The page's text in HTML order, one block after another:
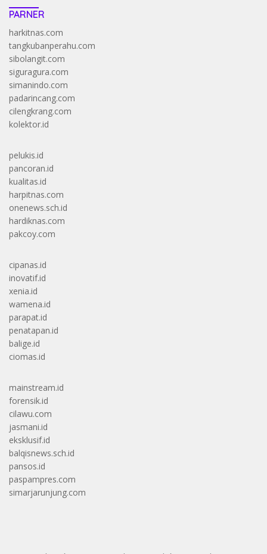
PARNER
harkitnas.com
tangkubanperahu.com
sibolangit.com
siguragura.com
simanindo.com
padarincang.com
cilengkrang.com
kolektor.id
pelukis.id
pancoran.id
kualitas.id
harpitnas.com
onenews.sch.id
hardiknas.com
pakcoy.com
cipanas.id
inovatif.id
xenia.id
wamena.id
parapat.id
penatapan.id
balige.id
ciomas.id
mainstream.id
forensik.id
cilawu.com
jasmani.id
eksklusif.id
balqisnews.sch.id
pansos.id
paspampres.com
simarjarunjung.com